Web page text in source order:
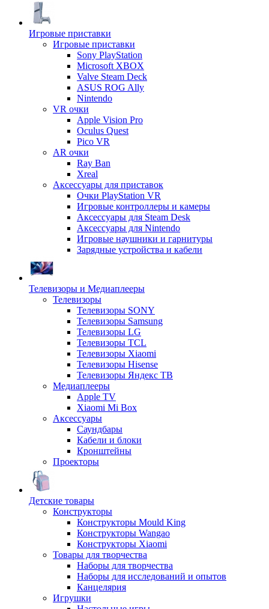
Игровые приставки
Игровые приставки
Sony PlayStation
Microsoft XBOX
Valve Steam Deck
ASUS ROG Ally
Nintendo
VR очки
Apple Vision Pro
Oculus Quest
Pico VR
AR очки
Ray Ban
Xreal
Аксессуары для приставок
Очки PlayStation VR
Игровые контроллеры и камеры
Аксессуары для Steam Desk
Аксессуары для Nintendo
Игровые наушники и гарнитуры
Зарядные устройства и кабели
Телевизоры и Медиаплееры
Телевизоры
Телевизоры SONY
Телевизоры Samsung
Телевизоры LG
Телевизоры TCL
Телевизоры Xiaomi
Телевизоры Hisense
Телевизоры Яндекс ТВ
Медиаплееры
Apple TV
Xiaomi Mi Box
Аксессуары
Саундбары
Кабели и блоки
Кронштейны
Проекторы
Детские товары
Конструкторы
Конструкторы Mould King
Конструкторы Wangao
Конструкторы Xiaomi
Товары для творчества
Наборы для творчества
Наборы для исследований и опытов
Канцелярия
Игрушки